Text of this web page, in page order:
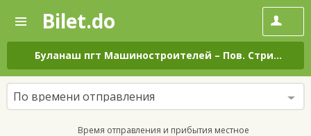
—
Поиск
и
покупка
билетов
на
автобус
онлайн
Bilet.do
Буланаш пгт Машиностроителей – Пов. Стриганово/75 разъезд трасса
По времени отправления
Время отправления и прибытия местное